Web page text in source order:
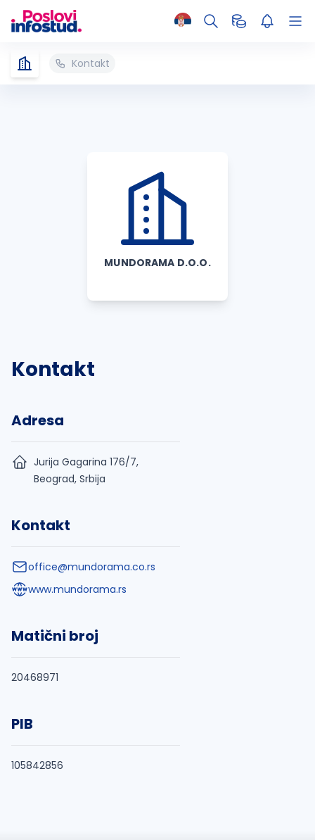
Kontakt
MUNDORAMA D.O.O.
Kontakt
Adresa
Jurija Gagarina 176/7,
Beograd, Srbija
Kontakt
office@mundorama.co.rs
www.mundorama.rs
Matični broj
20468971
PIB
105842856